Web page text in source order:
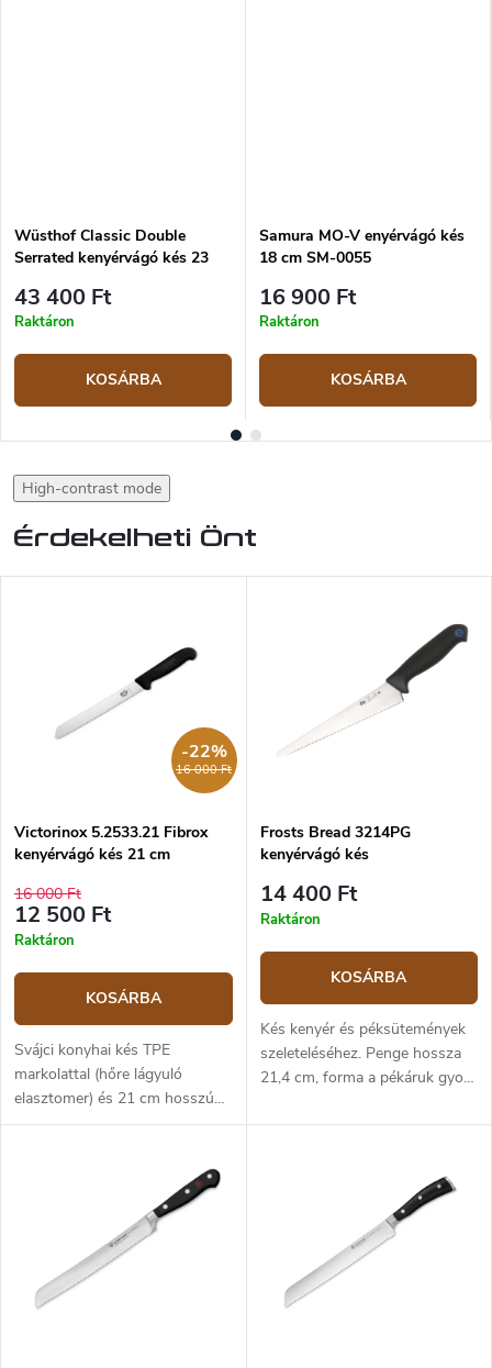
Wüsthof Classic Double
Serrated kenyérvágó kés 23
43 400 Ft
Raktáron
KOSÁRBA
Samura MO-V enyérvágó kés
18 cm SM-0055
16 900 Ft
Raktáron
KOSÁRBA
High-contrast mode
Érdekelheti Önt
16 000 Ft
-22%
Victorinox 5.2533.21 Fibrox
kenyérvágó kés 21 cm
16 000 Ft
12 500 Ft
Raktáron
KOSÁRBA
Svájci konyhai kés TPE
markolattal (hőre lágyuló
elasztomer) és 21 cm hosszú
pengével, kiváló minőségű
kenyér és pékáru szeletelésére.
Frosts Bread 3214PG
kenyérvágó kés
14 400 Ft
Raktáron
KOSÁRBA
Kés kenyér és péksütemények
szeleteléséhez. Penge hossza
21,4 cm, forma a pékáruk gyors
penge 58 HRC keménységű
hőkezelésnek köszönhetően
(-80⁰C-on) tökéletesen
megtartja élességét és könnyen
élezhető. A ProGrip típusú
ergonomikus, neoprénnel